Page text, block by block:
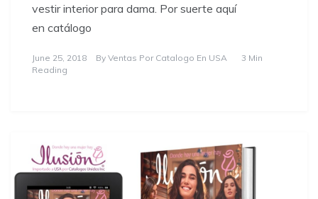
vestir interior para dama. Por suerte aquí
en catálogo
June 25, 2018 By Ventas Por Catalogo En USA
3 Min
Reading